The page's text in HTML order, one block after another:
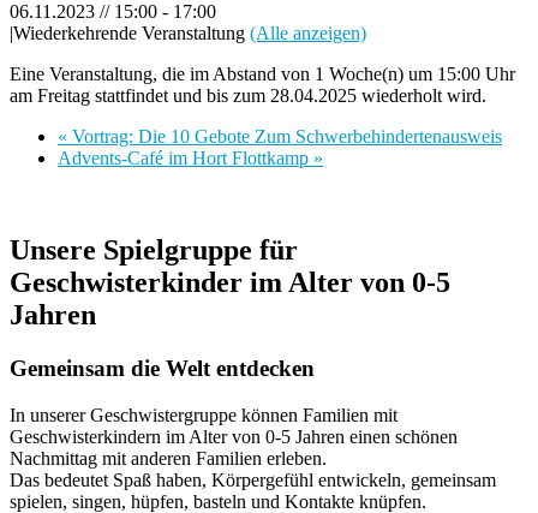
06.11.2023 // 15:00 - 17:00
|Wiederkehrende Veranstaltung (Alle anzeigen)
Eine Veranstaltung, die im Abstand von 1 Woche(n) um 15:00 Uhr
am Freitag stattfindet und bis zum 28.04.2025 wiederholt wird.
« Vortrag: Die 10 Gebote Zum Schwerbehindertenausweis
Advents-Café im Hort Flottkamp »
Unsere Spielgruppe für
Geschwisterkinder im Alter von 0-5
Jahren
Gemeinsam die Welt entdecken
In unserer Geschwistergruppe können Familien mit
Geschwisterkindern im Alter von 0-5 Jahren einen schönen
Nachmittag mit anderen Familien erleben.
Das bedeutet Spaß haben, Körpergefühl entwickeln, gemeinsam
spielen, singen, hüpfen, basteln und Kontakte knüpfen.